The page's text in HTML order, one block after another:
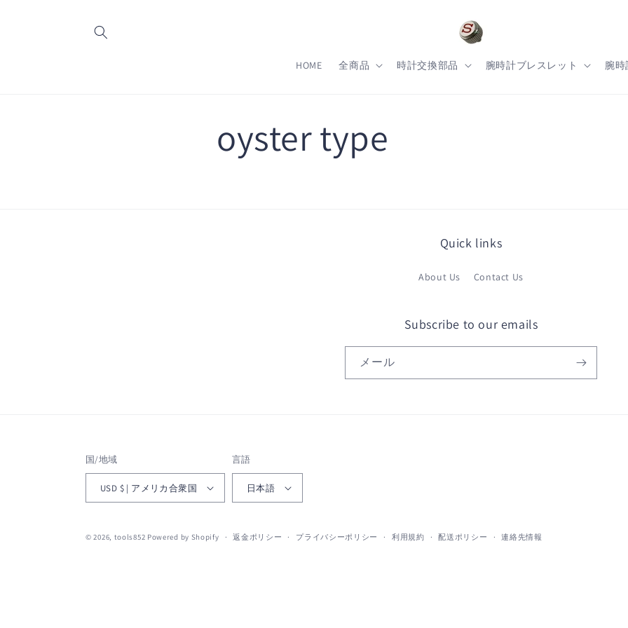
HOME 全商品 時計交換部品 腕時計ブレスレット 腕時
oyster type
Quick links
About Us Contact Us
Subscribe to our emails
メール
国/地域
USD $ | アメリカ合衆国
言語
日本語
© 2026, tools852 Powered by Shopify 返金ポリシー プライバシーポリシー 利用規約 配送ポリシー 連絡先情報